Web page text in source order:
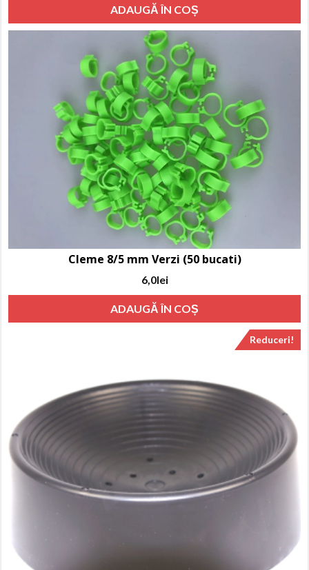
ADAUGĂ ÎN COȘ
Cleme 8/5 mm Verzi (50 bucati)
6,0lei
ADAUGĂ ÎN COȘ
Reduceri!